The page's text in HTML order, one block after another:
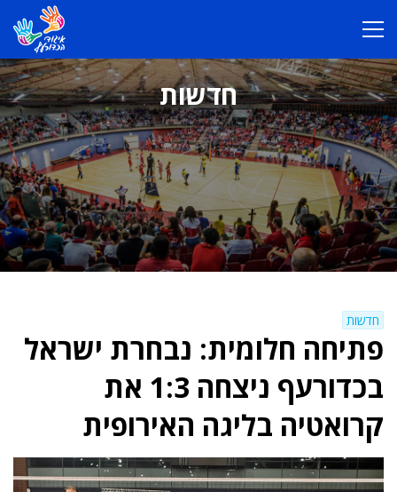
חדשות
חדשות
פתיחה חלומית: נבחרת ישראל
בכדורעף ניצחה 1:3 את
קרואטיה בליגה האירופית